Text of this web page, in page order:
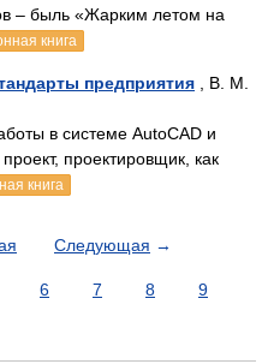
– быль «Жарким летом на
книга
предприятия , В. М.
в системе AutoCAD и
проектировщик, как
книга
Следующая →
6 7 8
9